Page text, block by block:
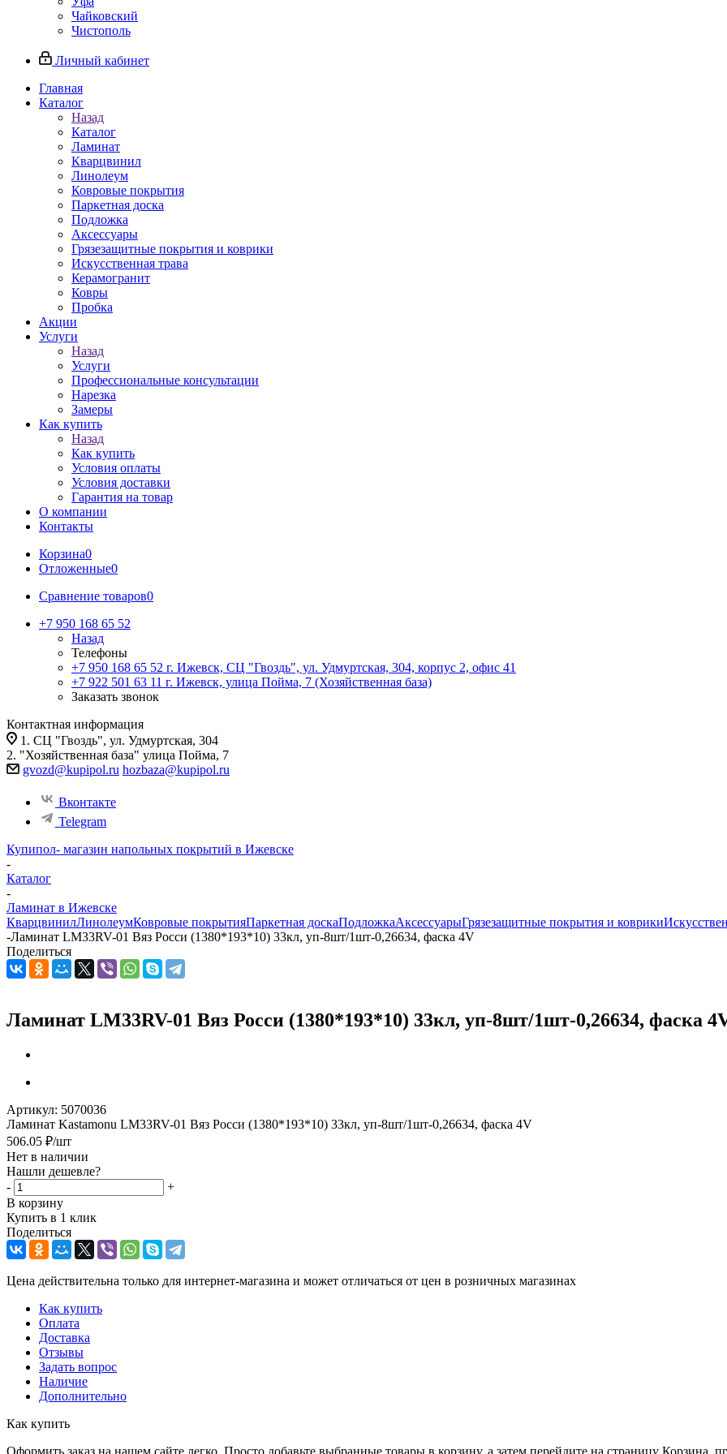
Чайковский
Чистополь
Личный кабинет
Главная
Каталог
Назад
Каталог
Ламинат
Кварцвинил
Линолеум
Ковровые покрытия
Паркетная доска
Подложка
Аксессуары
Грязезащитные покрытия и коврики
Искусственная трава
Керамогранит
Ковры
Пробка
Акции
Услуги
Назад
Услуги
Профессиональные консультации
Нарезка
Замеры
Как купить
Назад
Как купить
Условия оплаты
Условия доставки
Гарантия на товар
О компании
Контакты
Корзина0
Отложенные0
Сравнение товаров0
+7 950 168 65 52
Назад
Телефоны
+7 950 168 65 52 г. Ижевск, СЦ "Гвоздь", ул. Удмуртская, 304, корпус 2, офис 41
+7 922 501 63 11 г. Ижевск, улица Пойма, 7 (Хозяйственная база)
Заказать звонок
Контактная информация
1. СЦ "Гвоздь", ул. Удмуртская, 304
2. "Хозяйственная база" улица Пойма, 7
gvozd@kupipol.ru hozbaza@kupipol.ru
Вконтакте
Telegram
Купипол- магазин напольных покрытий в Ижевске
-
Каталог
-
Ламинат в Ижевске
КварцвинилЛинолеумКовровые покрытияПаркетная доскаПодложкаАксессуарыГрязезащитные покрытия и коврики
-Ламинат LM33RV-01 Вяз Росси (1380*193*10) 33кл, уп-8шт/1шт-0,26634, фаска 4V
Поделиться
Ламинат LM33RV-01 Вяз Росси (1380*193*10) 33кл, уп-8шт/1шт-0,26634, фаска
Артикул: 5070036
Ламинат Kastamonu LM33RV-01 Вяз Росси (1380*193*10) 33кл, уп-8шт/1шт-0,26634, фаска 4V
506.05 ₽/шт
Нет в наличии
Нашли дешевле?
-
+
В корзину
Купить в 1 клик
Поделиться
Цена действительна только для интернет-магазина и может отличаться от цен в розничных магазинах
Как купить
Оплата
Доставка
Отзывы
Задать вопрос
Наличие
Дополнительно
Как купить
Оформить заказ на нашем сайте легко. Просто добавьте выбранные товары в корзину, а затем перейдите на страницу Корзина,